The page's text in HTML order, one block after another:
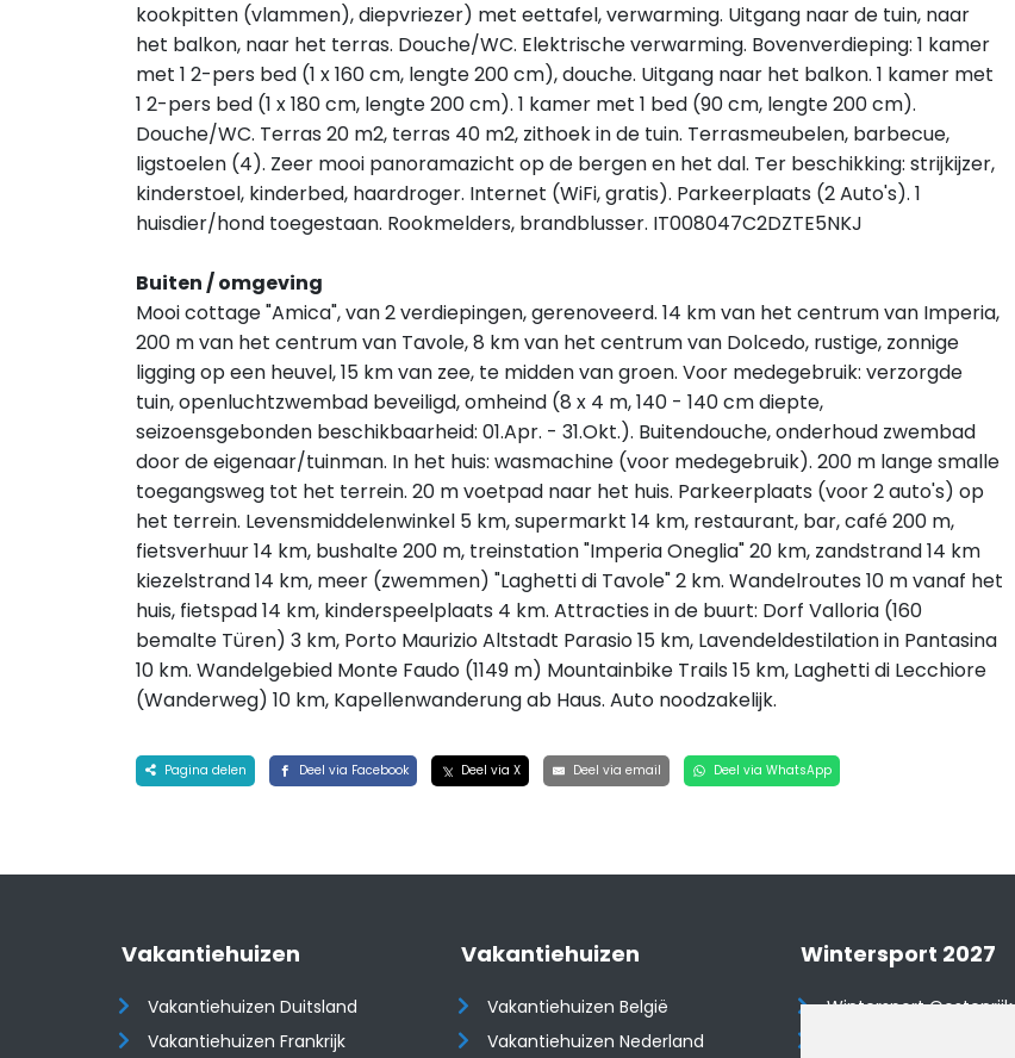
kookpitten (vlammen), diepvriezer) met eettafel, verwarming. Uitgang naar de tuin, naar
het balkon, naar het terras. Douche/WC. Elektrische verwarming. Bovenverdieping: 1 kamer
met 1 2-pers bed (1 x 160 cm, lengte 200 cm), douche. Uitgang naar het balkon. 1 kamer met
1 2-pers bed (1 x 180 cm, lengte 200 cm). 1 kamer met 1 bed (90 cm, lengte 200 cm).
Douche/WC. Terras 20 m2, terras 40 m2, zithoek in de tuin. Terrasmeubelen, barbecue,
ligstoelen (4). Zeer mooi panoramazicht op de bergen en het dal. Ter beschikking: strijkijzer,
kinderstoel, kinderbed, haardroger. Internet (WiFi, gratis). Parkeerplaats (2 Auto's). 1
huisdier/hond toegestaan. Rookmelders, brandblusser. IT008047C2DZTE5NKJ
Buiten / omgeving
Mooi cottage "Amica", van 2 verdiepingen, gerenoveerd. 14 km van het centrum van Imperia,
200 m van het centrum van Tavole, 8 km van het centrum van Dolcedo, rustige, zonnige
ligging op een heuvel, 15 km van zee, te midden van groen. Voor medegebruik: verzorgde
tuin, openluchtzwembad beveiligd, omheind (8 x 4 m, 140 - 140 cm diepte,
seizoensgebonden beschikbaarheid: 01.Apr. - 31.Okt.). Buitendouche, onderhoud zwembad
door de eigenaar/tuinman. In het huis: wasmachine (voor medegebruik). 200 m lange smalle
toegangsweg tot het terrein. 20 m voetpad naar het huis. Parkeerplaats (voor 2 auto's) op
het terrein. Levensmiddelenwinkel 5 km, supermarkt 14 km, restaurant, bar, café 200 m,
fietsverhuur 14 km, bushalte 200 m, treinstation "Imperia Oneglia" 20 km, zandstrand 14 km
kiezelstrand 14 km, meer (zwemmen) "Laghetti di Tavole" 2 km. Wandelroutes 10 m vanaf het
huis, fietspad 14 km, kinderspeelplaats 4 km. Attracties in de buurt: Dorf Valloria (160
bemalte Türen) 3 km, Porto Maurizio Altstadt Parasio 15 km, Lavendeldestilation in Pantasina
10 km. Wandelgebied Monte Faudo (1149 m) Mountainbike Trails 15 km, Laghetti di Lecchiore
(Wanderweg) 10 km, Kapellenwanderung ab Haus. Auto noodzakelijk.
Pagina delen Deel via Facebook Deel via X Deel via email Deel via WhatsApp
Vakantiehuizen
Vakantiehuizen Duitsland
Vakantiehuizen Frankrijk
Vakantiehuizen
Vakantiehuizen België
Vakantiehuizen Nederland
Wintersport 2027
Wintersport Oostenrijk